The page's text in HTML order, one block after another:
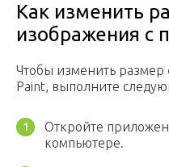
Как изменить
изображения с
Чтобы изменить
Paint, выполните
Откройте
компьютере.